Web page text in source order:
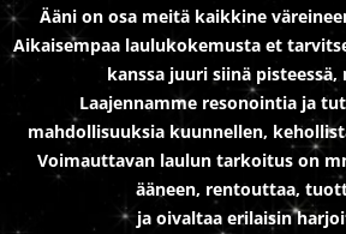
Ääni on osa meitä kaikkine
Aikaisempaa laulukokemusta et
kanssa juuri siinä pisteessä,
Laajennamme resonointia ja
mahdollisuuksia kuunnellen,
Voimauttavan laulun tarkoitus on
ääneen, rentouttaa,
ja oivaltaa erilaisin